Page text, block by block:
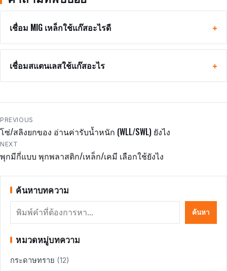
เชื่อม MIG เหล็กใช้แก๊สอะไรดี
เชื่อมสแตนเลสใช้แก๊สอะไร
แนะแนว
เรื่อง
PREVIOUS
โซ่/สลิงยกของ อ่านค่ารับน้ำหนัก (WLL/SWL) ยังไง
NEXT
พุกมีกี่แบบ พุกพลาสติก/เหล็ก/เคมี เลือกใช้ยังไง
ค้นหาบทความ
ค้นหา ค้นหา
หมวดหมู่บทความ
กระดาษทราย (12)